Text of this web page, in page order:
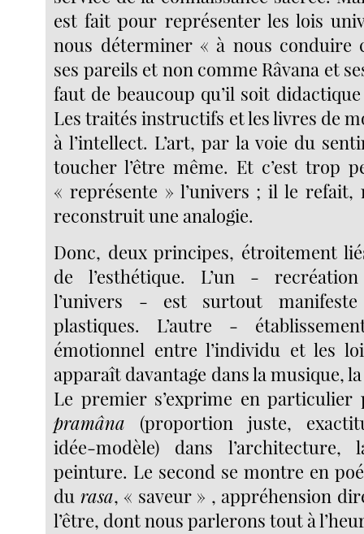
est fait pour représenter les lois
nous déterminer « à nous conduire
ses pareils et non comme Râvana et
faut de beaucoup qu’il soit
Les traités instructifs et les livres de
à l’intellect. L’art, par la voie du
toucher l’être même. Et c’est trop
« représente » l’univers ; il le refait,
reconstruit une analogie.
Donc, deux principes, étroitement
de l’esthétique. L’un -
l’univers - est surtout
plastiques. L’autre -
émotionnel entre l’individu et les
apparaît davantage dans la musique,
Le premier s’exprime en
pramâna (proportion juste,
idée-modèle) dans
peinture. Le second se montre en
du rasa, « saveur » , appréhension
l’être, dont nous parlerons tout à